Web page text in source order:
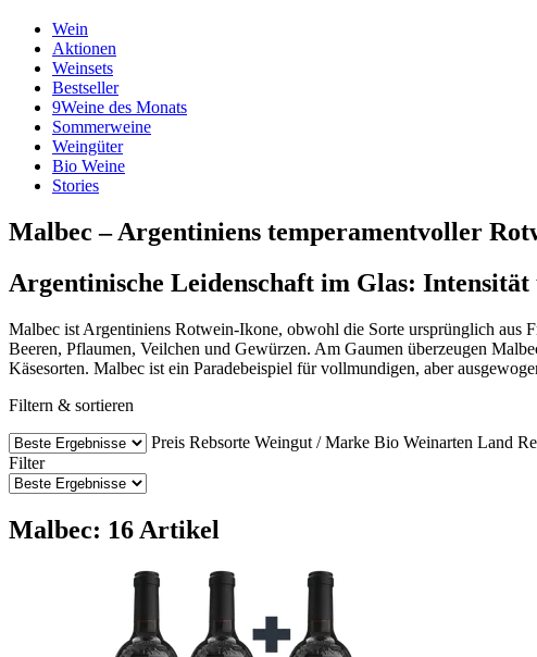
Wein
Aktionen
Weinsets
Bestseller
9Weine des Monats
Sommerweine
Weingüter
Bio Weine
Stories
Malbec – Argentiniens temperamentvoller
Argentinische Leidenschaft im Glas: Intensität
Malbec ist Argentiniens Rotwein-Ikone, obwohl die Sorte ursprünglich aus
Beeren, Pflaumen, Veilchen und Gewürzen. Am Gaumen überzeugen
Käsesorten. Malbec ist ein Paradebeispiel für vollmundigen, aber
Filtern & sortieren
Preis Rebsorte Weingut / Marke Bio Weinarten Land
Filter
Malbec: 16 Artikel